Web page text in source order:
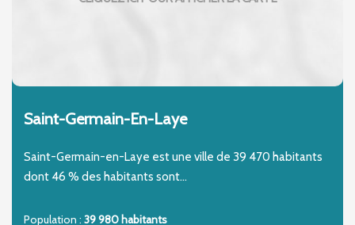
Saint-Germain-En-Laye
Saint-Germain-en-Laye est une ville de 39 470 habitants
dont 46 % des habitants sont...
Population : 39 980 habitants